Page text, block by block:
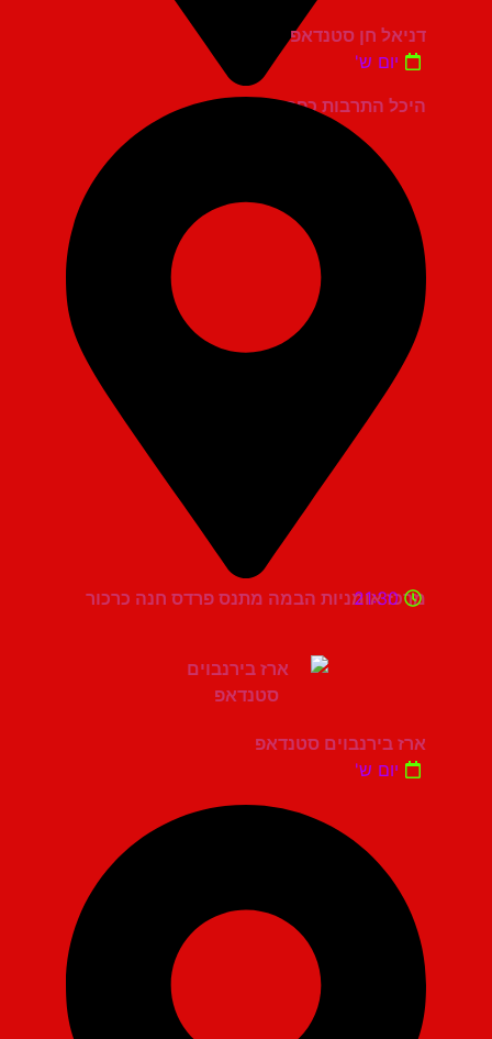
היכל התרבות כפר סבא
דניאל חן סטנדאפ
יום ש'
מרכז אומניות הבמה מתנס פרדס חנה כרכור
21:30
ארז בירנבוים סטנדאפ
יום ש'